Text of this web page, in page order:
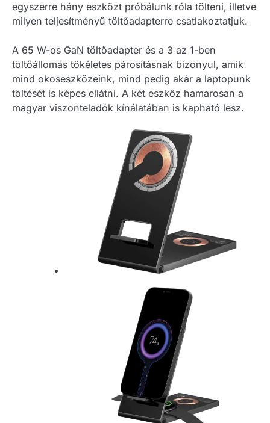
egyszerre hány eszközt próbálunk róla tölteni, illetve
milyen teljesítményű töltőadapterre csatlakoztatjuk.
A 65 W-os GaN töltőadapter és a 3 az 1-ben
töltőállomás tökéletes párosításnak bizonyul, amik
mind okoseszközeink, mind pedig akár a laptopunk
töltését is képes ellátni. A két eszköz hamarosan a
magyar viszonteladók kínálatában is kapható lesz.